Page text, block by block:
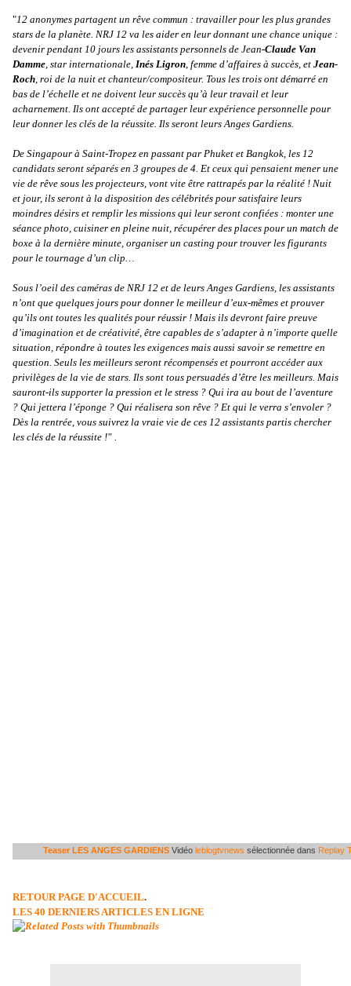
"12 anonymes partagent un rêve commun : travailler pour les plus grandes
stars de la planète. NRJ 12 va les aider en leur donnant une chance unique :
devenir pendant 10 jours les assistants personnels de Jean-Claude Van
Damme, star internationale, Inés Ligron, femme d’affaires à succès, et Jean-
Roch, roi de la nuit et chanteur/compositeur. Tous les trois ont démarré en
bas de l’échelle et ne doivent leur succès qu’à leur travail et leur
acharnement. Ils ont accepté de partager leur expérience personnelle pour
leur donner les clés de la réussite. Ils seront leurs Anges Gardiens.
De Singapour à Saint-Tropez en passant par Phuket et Bangkok, les 12
candidats seront séparés en 3 groupes de 4. Et ceux qui pensaient mener une
vie de rêve sous les projecteurs, vont vite être rattrapés par la réalité ! Nuit
et jour, ils seront à la disposition des célébrités pour satisfaire leurs
moindres désirs et remplir les missions qui leur seront confiées : monter une
séance photo, cuisiner en pleine nuit, récupérer des places pour un match de
boxe à la dernière minute, organiser un casting pour trouver les figurants
pour le tournage d’un clip…
Sous l’oeil des caméras de NRJ 12 et de leurs Anges Gardiens, les assistants
n’ont que quelques jours pour donner le meilleur d’eux-mêmes et prouver
qu’ils ont toutes les qualités pour réussir ! Mais ils devront faire preuve
d’imagination et de créativité, être capables de s’adapter à n’importe quelle
situation, répondre à toutes les exigences mais aussi savoir se remettre en
question. Seuls les meilleurs seront récompensés et pourront accéder aux
privilèges de la vie de stars. Ils sont tous persuadés d’être les meilleurs. Mais
sauront-ils supporter la pression et le stress ? Qui ira au bout de l’aventure
? Qui jettera l’éponge ? Qui réalisera son rêve ? Et qui le verra s’envoler ?
Dès la rentrée, vous suivrez la vraie vie de ces 12 assistants partis chercher
les clés de la réussite !" .
Teaser LES ANGES GARDIENS Vidéo leblogtvnews sélectionnée dans Replay
RETOUR PAGE D'ACCUEIL.
LES 40 DERNIERS ARTICLES EN LIGNE